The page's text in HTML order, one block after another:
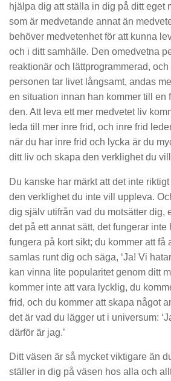
hjälpa dig att ställa in dig på ditt eget
som är medvetande annat än
behöver medvetenhet för att kunna
och i ditt samhälle. Den omedvetna
reaktionär och lättprogrammerad,
personen tar livet långsamt, andas
en situation innan han kommer till en
den. Att leva ett mer medvetet liv
leda till mer inre frid, och inre frid
när du har inre frid och lycka är du
ditt liv och skapa den verklighet du
Du kanske har märkt att det inte
den verklighet du inte vill uppleva.
dig själv utifrån vad du motsätter dig,
det på ett annat sätt, det fungerar inte
fungera på kort sikt; du kommer att få
samlas runt dig och säga, ‘Ja! Vi
kan vinna lite popularitet genom ditt
kommer inte att vara lycklig, du
frid, och du kommer att skapa något
det är vad du lägger ut i universum:
därför är jag.’
Ditt väsen är så mycket viktigare än
ställer in dig på väsen hos alla och